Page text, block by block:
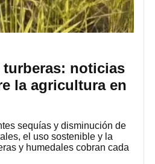
noticias
la agricultura en
sequías y disminución de
el uso sostenible y la
y humedales cobran cada